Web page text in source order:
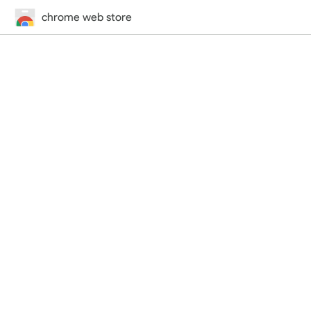
chrome web store